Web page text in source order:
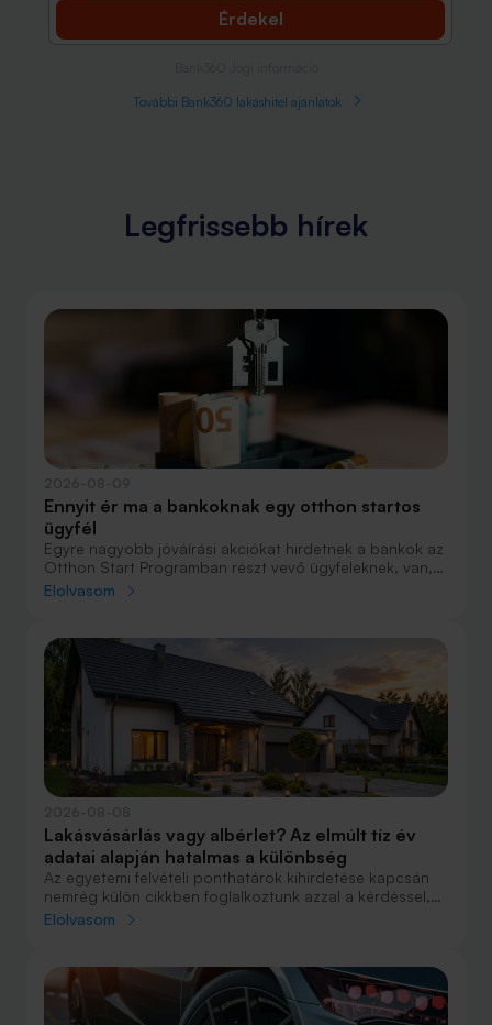
Érdekel
További Bank360 lakáshitel ajánlatok
Legfrissebb hírek
Ennyit ér ma a bankoknak egy otthon startos
ügyfél
Egyre nagyobb jóváírási akciókat hirdetnek a bankok az
Otthon Start Programban részt vevő ügyfeleknek, van,
ahol összesen akár félmillió forint jóváírást is össze lehet
nagyobb jóváírásért?
Elolvasom
Lakásvásárlás vagy albérlet? Az elmúlt tíz év
adatai alapján hatalmas a különbség
Az egyetemi felvételi ponthatárok kihirdetése kapcsán
nemrég külön cikkben foglalkoztunk azzal a kérdéssel,
hogy lakást venni vagy vásárolni éri meg jobban. Előző
csak teheti, annak mindenképpen megéri a
lakásvásárlás. De mi a helyzet akkor, ha inkább a
múltbéli adatokra koncentrálunk? Hogyan áll ma valaki,
Elolvasom